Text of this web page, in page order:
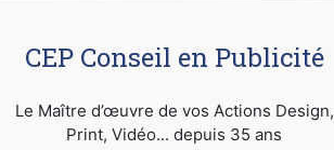
CEP Conseil en Publicité
Le Maître d’œuvre de vos Actions Design,
Print, Vidéo... depuis 35 ans